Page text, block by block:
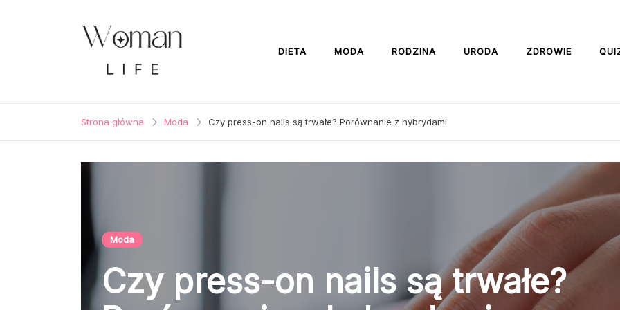
WomanLife
DIETA MODA RODZINA URODA ZDROWIE
Strona główna Moda Czy press-on nails są trwałe? Porównanie z hybrydami
Moda
Czy press-on nails są trwałe?